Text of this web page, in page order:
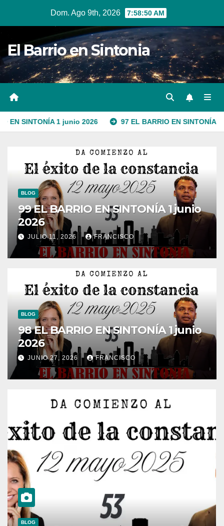
Dom. Ago 9th, 2026 7:58:52 AM
El Barrio en Sintonia
1 junio 2026 97 EL BARRIO EN SINTONÍA 1 junio 2026
BLOG
99 EL BARRIO EN SINTONÍA 1 junio
2026
JULIO 11, 2026 FRANCISCO
BLOG
98 EL BARRIO EN SINTONÍA 1 junio
2026
JUNIO 27, 2026 FRANCISCO
BLOG